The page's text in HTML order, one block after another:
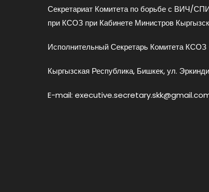
Секретариат Комитета по борьбе с ВИЧ/
при КСОЗ при Кабинете Министров
Исполнительный Секретарь Комитета
Кыргызская Республика, Бишкек, ул.
E-mail: